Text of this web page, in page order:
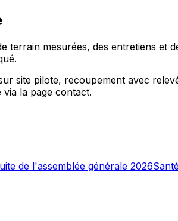
terrain mesurées, des entretiens
site pilote, recoupement avec
la page contact.
de l'assemblée générale 2026